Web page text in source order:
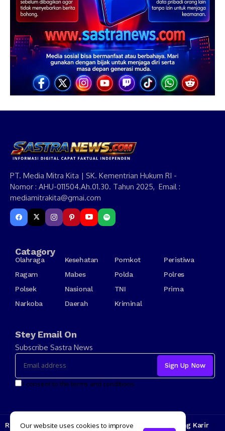
PT. Media Mitra Kita | SK. Kementrian Hukum RI -
Nomor : AHU-011504.Ah.01.30. Tahun 2025, Email :
mediamitrakita@gmai.com
Catagory
Olahraga Kesehatan Pomkot
Peristiwa
Ragam
Mabes Polda
Polres
Polsek
Nasional TNI
Prima
Narkoba
Daerah Kriminal
Stey Email On
Subscribe Sastra News
I consent to the terms and conditions
Redaksi Kode Etik Tarif Iklan Tentang Kami Jenjang Karir
Our website uses cookies to improve